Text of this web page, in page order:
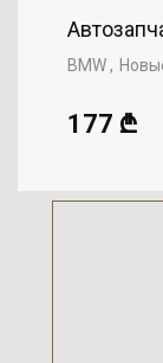
BMW
177 ₾